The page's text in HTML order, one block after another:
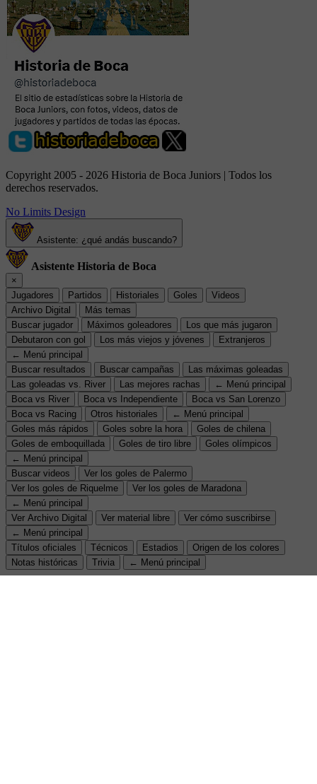
Copyright 2005 - 2026 Historia de Boca Juniors | Todos los
derechos reservados.
No Limits Design
Asistente: ¿qué andás buscando?
Asistente Historia de Boca
×
Jugadores
Partidos Historiales Goles
Videos
Archivo Digital
Más temas
Buscar jugador
Máximos goleadores
Los que más jugaron
Debutaron con gol
Los más viejos y jóvenes
Extranjeros
← Menú principal
Buscar resultados
Buscar campañas
Las máximas goleadas
Las goleadas vs. River
Las mejores rachas
← Menú principal
Boca vs River
Boca vs Independiente
Boca vs San Lorenzo
Boca vs Racing
Otros historiales
← Menú principal
Goles más rápidos
Goles sobre la hora
Goles de chilena
Goles de emboquillada
Goles de tiro libre
Goles olímpicos
← Menú principal
Buscar videos
Ver los goles de Palermo
Ver los goles de Riquelme
Ver los goles de Maradona
← Menú principal
Ver Archivo Digital
Ver material libre
Ver cómo suscribirse
← Menú principal
Títulos oficiales
Técnicos Estadios
Origen de los colores
Notas históricas
Trivia ← Menú principal